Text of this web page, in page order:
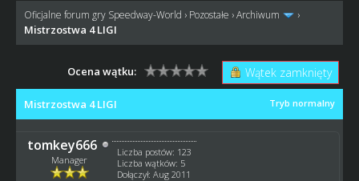
Oficjalne forum gry Speedway-World › Pozostałe ›Archiwum ›
Mistrzostwa 4 LIGI
Wątek zamknięty
Ocena wątku:
Tryb normalny
Mistrzostwa 4 LIGI
tomkey666
Manager
Liczba postów: 123
Liczba wątków: 5
Dołączył: Aug 2011